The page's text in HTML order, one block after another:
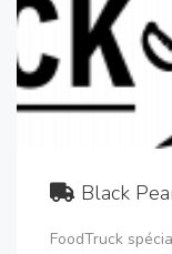
Black
FoodTruck